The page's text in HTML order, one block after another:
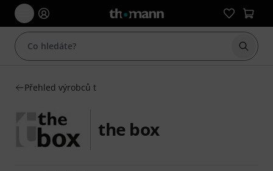
Začít
Přehled výrobců t
the box